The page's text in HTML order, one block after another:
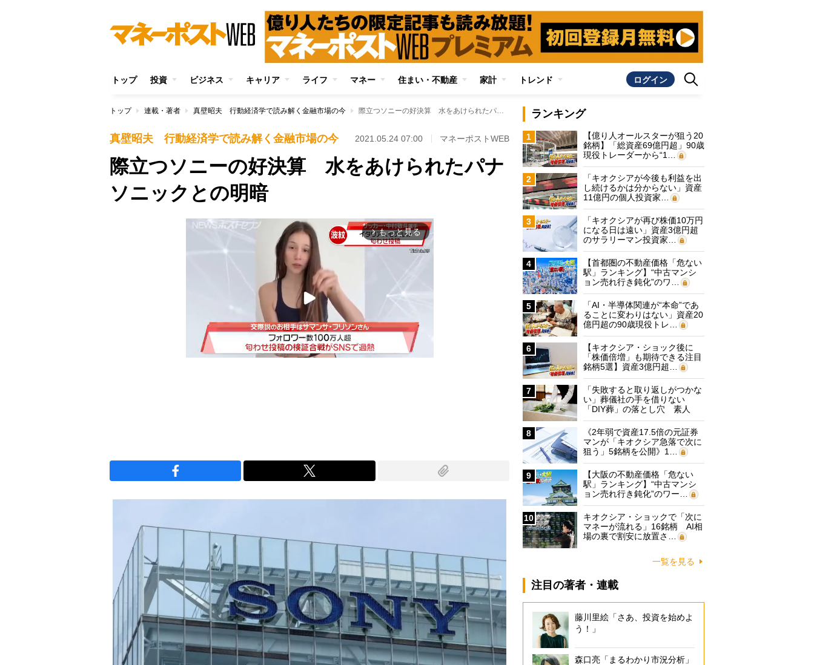
トップ 投資 ビジネス キャリア ライフ マネー 住まい・不動産 家計 トレンド ログイン
トップ 連載・著者 真壁昭夫 行動経済学で読み解く金融市場の今 際立つソニーの好決算 水をあけられたパナソニックとの明暗
真壁昭夫 行動経済学で読み解く金融市場の今 2021.05.24 07:00 マネーポストWEB
際立つソニーの好決算 水をあけられたパナ
ソニックとの明暗
arrow_forward_ios もっと見る
ランキング
1
【億り人オールスターが狙う20
銘柄】「総資産69億円超」90歳
現役トレーダーから“1…
2
「キオクシアが今後も利益を出
し続けるかは分からない」資産
11億円の個人投資家…
3
「キオクシアが再び株価10万円
になる日は遠い」資産3億円超
のサラリーマン投資家…
4
【首都圏の不動産価格「危ない
駅」ランキング】“中古マンシ
ョン売れ行き鈍化”のワ…
5
「AI・半導体関連が“本命”であ
ることに変わりはない」資産20
億円超の90歳現役トレ…
6
【キオクシア・ショック後に
「株価倍増」も期待できる注目
銘柄5選】資産3億円超…
7
「失敗すると取り返しがつかな
い」葬儀社の手を借りない
「DIY葬」の落とし穴 素人
に…
8
《2年弱で資産17.5倍の元証券
マンが「キオクシア急落で次に
狙う」5銘柄を公開》1…
9
【大阪の不動産価格「危ない
駅」ランキング】“中古マンシ
ョン売れ行き鈍化”のワー…
10
キオクシア・ショックで「次に
マネーが流れる」16銘柄 AI相
場の裏で割安に放置さ…
一覧を見る
注目の著者・連載
藤川里絵「さあ、投資を始めよ
う！」
森口亮「まるわかり市況分析」